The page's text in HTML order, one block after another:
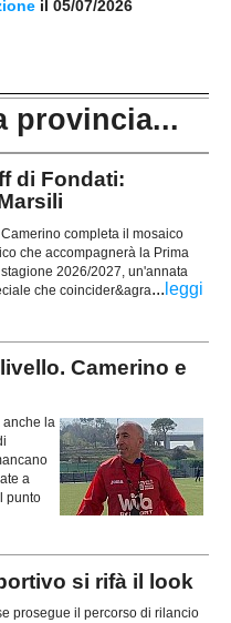
il 05/07/2026
provincia...
di Fondati:
completa il mosaico
che accompagnerà la Prima
2026/2027, un'annata
che coincider&agra... leggi
Camerino e
anche la
a
punto
si rifà il look
prosegue il percorso di rilancio